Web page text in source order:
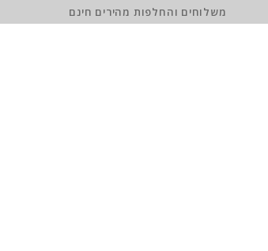
משלוחים והחלפות מהירים חינם